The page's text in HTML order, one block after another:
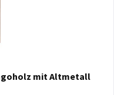
mit Altmetall